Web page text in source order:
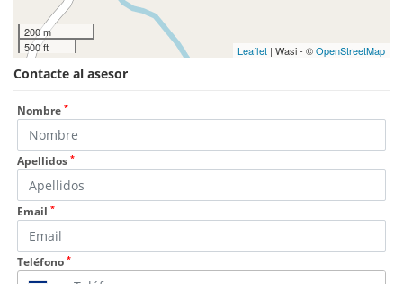
200 m
500 ft
Leaflet | Wasi - ©OpenStreetMap
Contacte al asesor
Nombre *
Apellidos *
Email *
Teléfono *